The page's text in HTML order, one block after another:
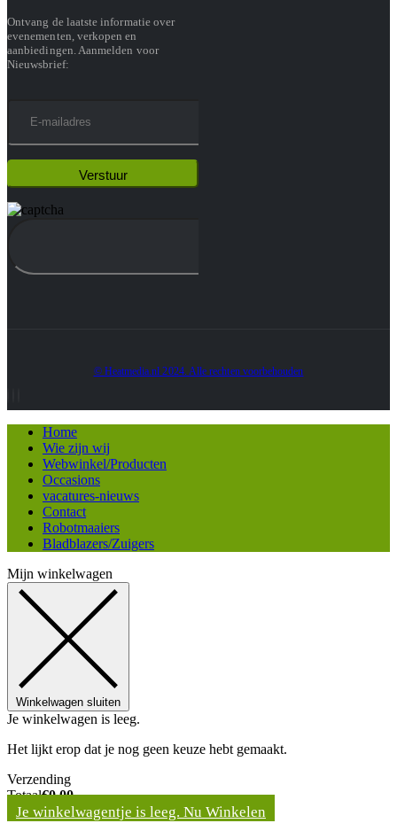
Ontvang de laatste informatie over
evenementen, verkopen en
aanbiedingen. Aanmelden voor
Nieuwsbrief:
© Heatmedia.nl 2024. Alle rechten voorbehouden
Home
Wie zijn wij
Webwinkel/Producten
Occasions
vacatures-nieuws
Contact
Robotmaaiers
Bladblazers/Zuigers
Mijn winkelwagen
Winkelwagen sluiten
Je winkelwagen is leeg.
Het lijkt erop dat je nog geen keuze hebt gemaakt.
Verzending
Totaal€0,00
Je winkelwagentje is leeg. Nu Winkelen